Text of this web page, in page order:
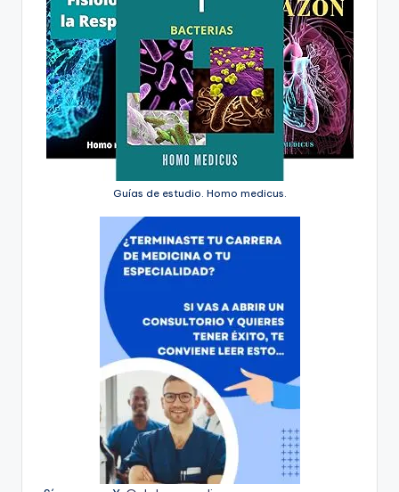
Guías de estudio. Homo medicus.